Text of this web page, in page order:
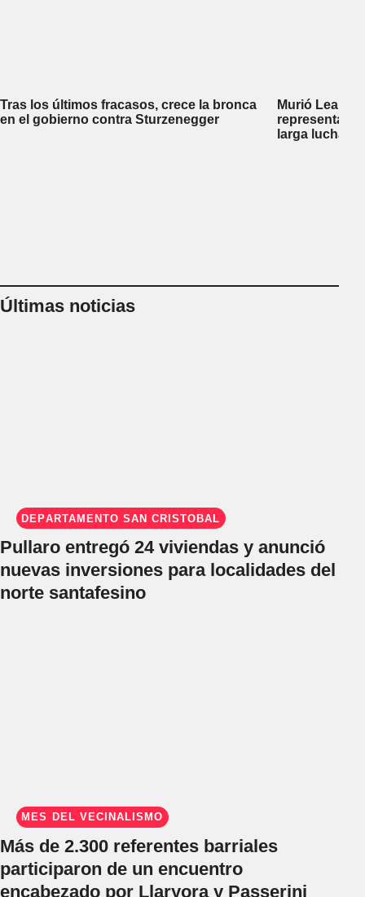
Tras los últimos fracasos, crece la bronca
en el gobierno contra Sturzenegger
Murió
larga lucha
Últimas noticias
DEPARTAMENTO SAN CRISTÓBAL
Pullaro entregó 24 viviendas y anunció
nuevas inversiones para localidades del
norte santafesino
MES DEL VECINALISMO
Más de 2.300 referentes barriales
participaron de un encuentro
encabezado por Llaryora y Passerini